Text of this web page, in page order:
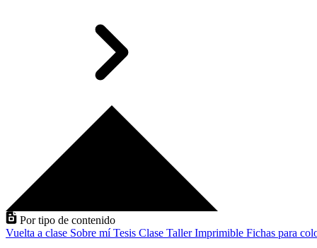
Por tipo de contenido
Vuelta a clase Sobre míTesis Clase TallerImprimible Fichas para